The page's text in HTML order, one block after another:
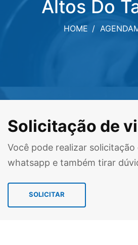
Altos Do
HOME
Solicitação de
Você pode realizar solicitação
whatsapp e também tirar
SOLICITAR